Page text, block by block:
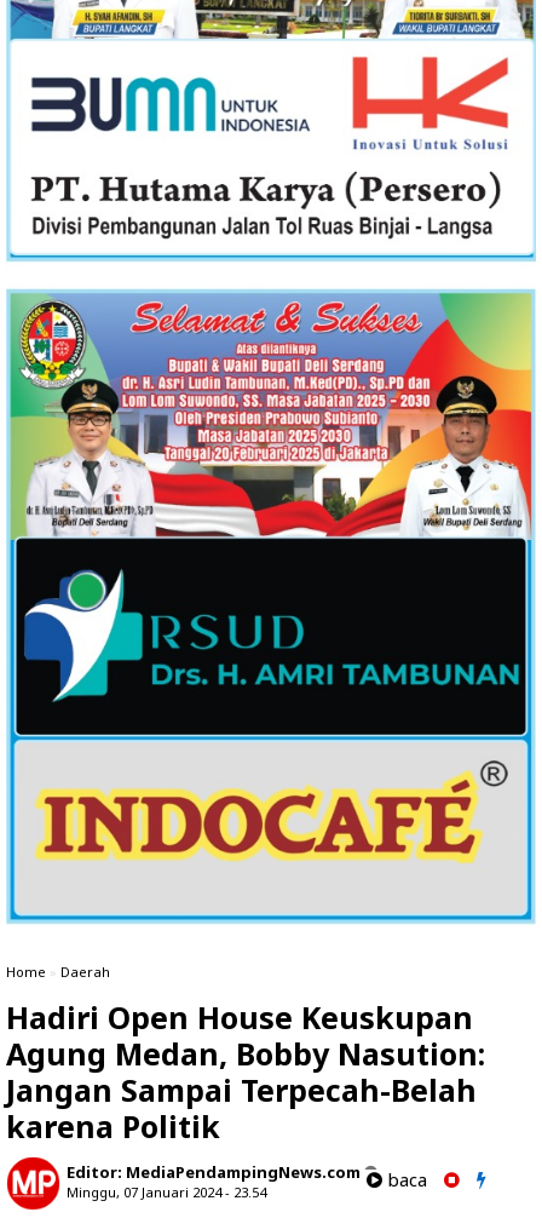
Home » Daerah
Hadiri Open House Keuskupan
Agung Medan, Bobby Nasution:
Jangan Sampai Terpecah-Belah
karena Politik
Editor: MediaPendampingNews.com
Minggu, 07 Januari 2024 - 23.54
baca